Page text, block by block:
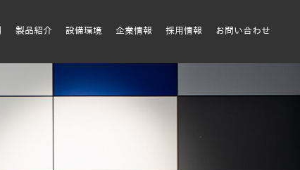
製品紹介 設備環境 企業情報 採用情報 お問い合わせ